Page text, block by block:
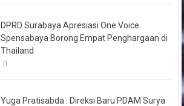
DPRD Surabaya Apresiasi One Voice
Spensabaya Borong Empat Penghargaan di
Thailand
0
Yuga Pratisabda : Direksi Baru PDAM Surya